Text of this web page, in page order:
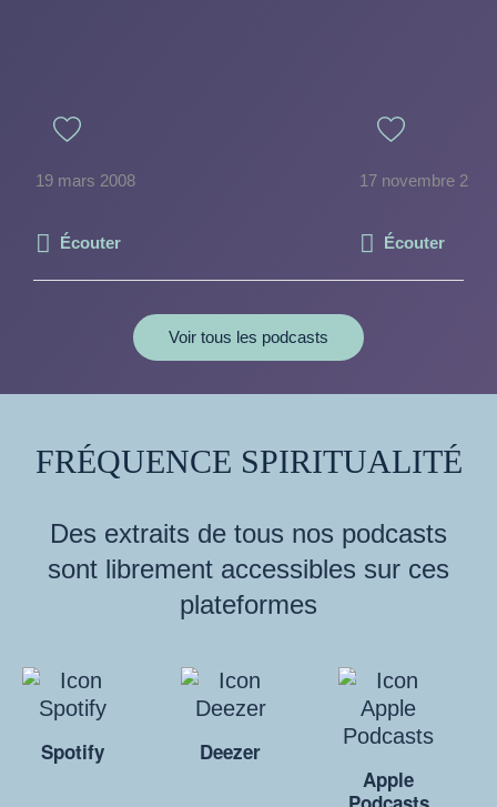
19 mars 2008
Écouter
17 novembre 2014
Écouter
Voir tous les podcasts
FRÉQUENCE SPIRITUALITÉ
Des extraits de tous nos podcasts
sont librement accessibles sur ces
plateformes
Spotify
Deezer
Apple